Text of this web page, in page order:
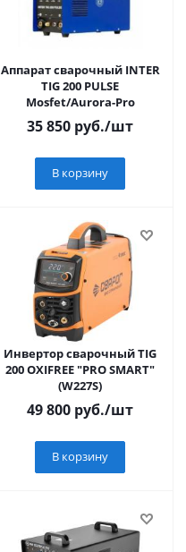
Аппарат сварочный INTER
TIG 200 PULSE
Mosfet/Aurora-Pro
35 850 руб./шт
В корзину
Инвертор сварочный TIG
200 OXIFREE "PRO SMART"
(W227S)
49 800 руб./шт
В корзину